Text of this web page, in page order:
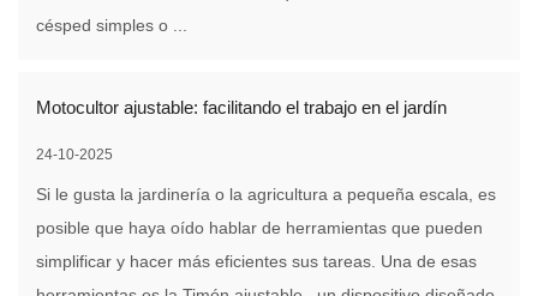
césped simples o ...
Motocultor ajustable: facilitando el trabajo en el jardín
24-10-2025
Si le gusta la jardinería o la agricultura a pequeña escala, es
posible que haya oído hablar de herramientas que pueden
simplificar y hacer más eficientes sus tareas. Una de esas